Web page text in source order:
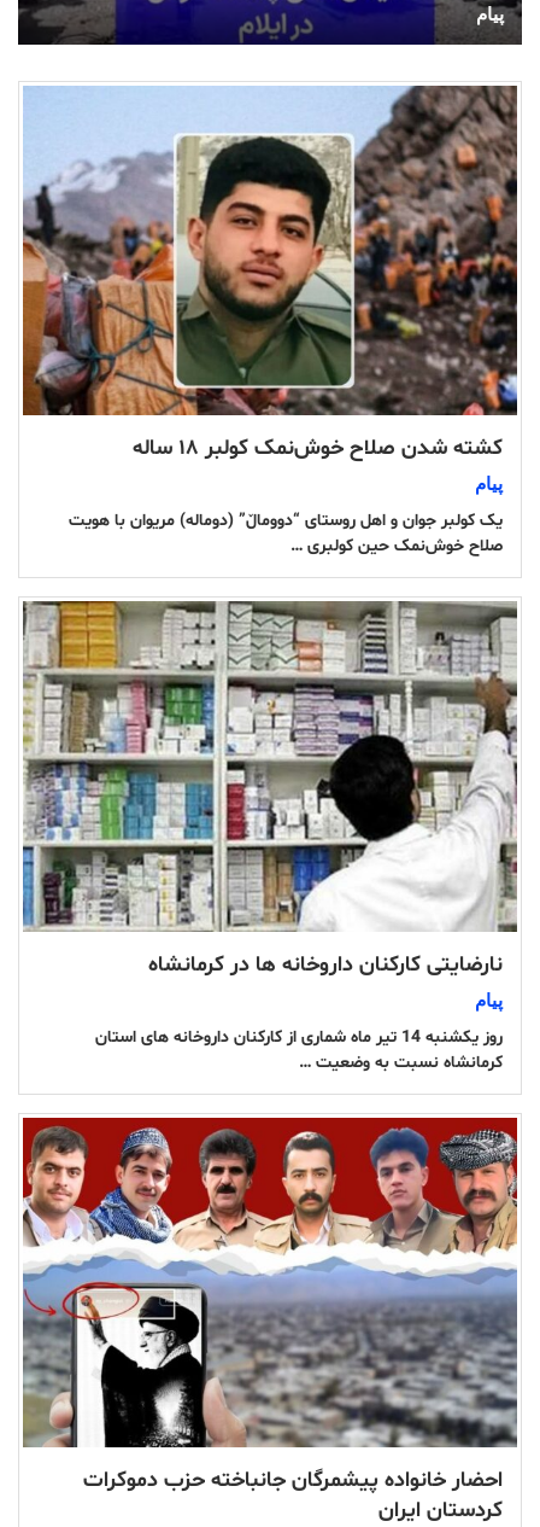
پیام
کشته شدن صلاح خوش‌نمک کولبر ۱۸ ساله
پیام
یک کولبر جوان و اهل روستای “دووماڵ” (دوماله) مریوان با هویت
صلاح خوش‌نمک حین کولبری …
نارضایتی کارکنان داروخانه ها در کرمانشاه
پیام
روز یکشنبه 14 تیر ماه شماری از کارکنان داروخانه های استان
کرمانشاه نسبت به وضعیت …
احضار خانواده پیشمرگان جانباخته حزب دموکرات
کردستان ایران